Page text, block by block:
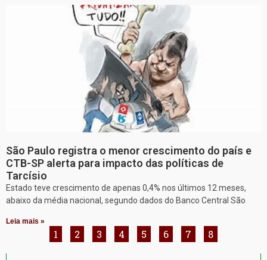
São Paulo registra o menor crescimento do país e
CTB-SP alerta para impacto das políticas de
Tarcísio
Estado teve crescimento de apenas 0,4% nos últimos 12 meses,
abaixo da média nacional, segundo dados do Banco Central São
Leia mais »
1 2 3 4 5 6 7 8